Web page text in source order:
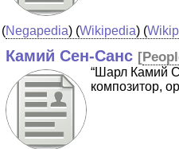
(Negapedia) (Wikipedia) (
Камий Сен-Санс [
“Шарл Камий
композитор,